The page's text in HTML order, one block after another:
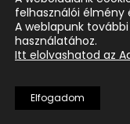
(3) Nem
amikor valamely
készül.
felhasználói élmény
A weblapunk
használatához.
Itt elolvashatod az
Elfogadom